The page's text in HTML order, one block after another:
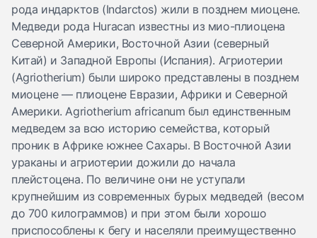
рода индарктов (Indarctos) жили в позднем миоцене.
Медведи рода Huracan известны из мио-плиоцена
Северной Америки, Восточной Азии (северный
Китай) и Западной Европы (Испания). Агриотерии
(Agriotherium) были широко представлены в позднем
миоцене — плиоцене Евразии, Африки и Северной
Америки. Agriotherium africanum был единственным
медведем за всю историю семейства, который
проник в Африке южнее Сахары. В Восточной Азии
ураканы и агриотерии дожили до начала
плейстоцена. По величине они не уступали
крупнейшим из современных бурых медведей (весом
до 700 килограммов) и при этом были хорошо
приспособлены к бегу и населяли преимущественно